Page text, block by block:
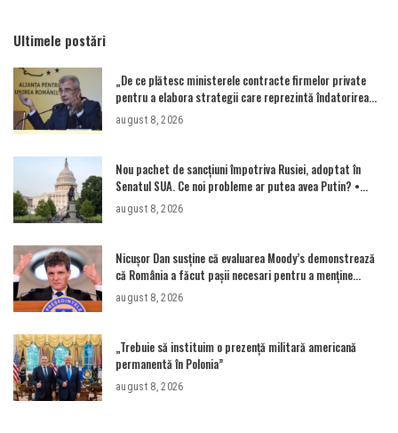
Ultimele postări
„De ce plătesc ministerele contracte firmelor private
pentru a elabora strategii care reprezintă îndatorirea
angajaților din minister?”
august 8, 2026
Nou pachet de sancțiuni împotriva Rusiei, adoptat în
Senatul SUA. Ce noi probleme ar putea avea Putin? •
Newsweek România
august 8, 2026
Nicușor Dan susține că evaluarea Moody’s demonstrează
că România a făcut pașii necesari pentru a menține
încrederea investitorilor: „Totuși, perspectiva rămâne
rezervată”
august 8, 2026
„Trebuie să instituim o prezență militară americană
permanentă în Polonia”
august 8, 2026